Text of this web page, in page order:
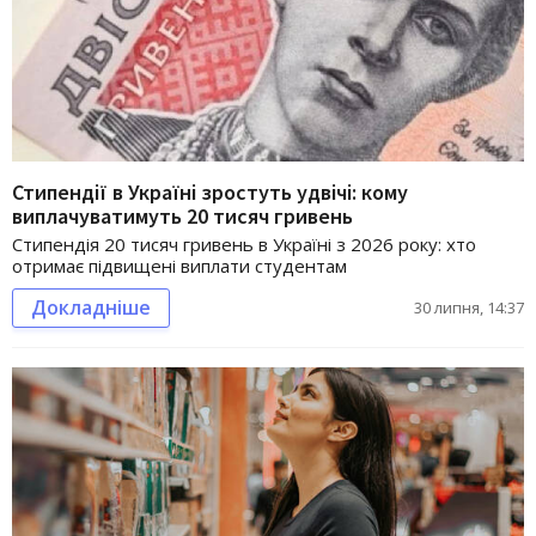
Стипендії в Україні зростуть удвічі: кому
виплачуватимуть 20 тисяч гривень
Стипендія 20 тисяч гривень в Україні з 2026 року: хто
отримає підвищені виплати студентам
Докладніше 30 липня, 14:37